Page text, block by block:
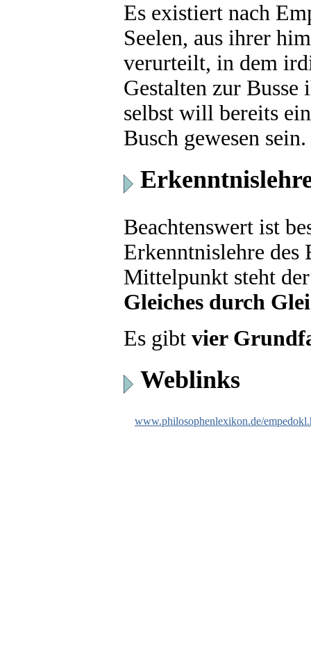
Es existiert nach
Seelen, aus ihrer
verurteilt, in dem
Gestalten zur
selbst will bereits
Busch gewesen sein.
Beachtenswert ist
Erkenntnislehre des
Mittelpunkt steht
Gleiches durch
Es gibt vier
Weblinks
www.philosophenlexikon.de/